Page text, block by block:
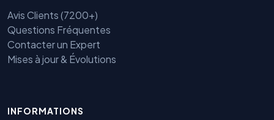
Avis Clients (7200+)
Questions Fréquentes
Contacter un Expert
Mises à jour & Évolutions
INFORMATIONS